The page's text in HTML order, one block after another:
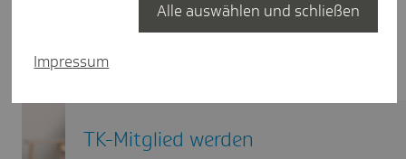
TK-Mitglied werden
Impressum
Alle auswählen und schließen